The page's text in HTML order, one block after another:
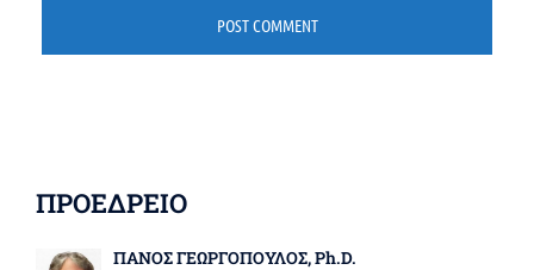
ΠΡΟΕΔΡΕΙΟ
ΠΑΝΟΣ ΓΕΩΡΓΟΠΟΥΛΟΣ, Ph.D.